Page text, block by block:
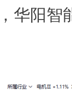
华阳智